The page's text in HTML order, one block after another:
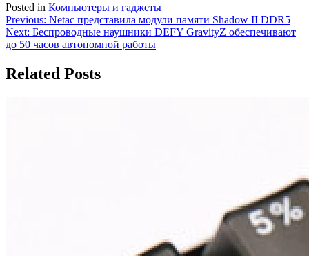
Posted in Компьютеры и гаджеты
Навигация
по
Previous: Netac представила модули памяти Shadow II DDR5
Next: Беспроводные наушники DEFY GravityZ обеспечивают
до 50 часов автономной работы
Related Posts